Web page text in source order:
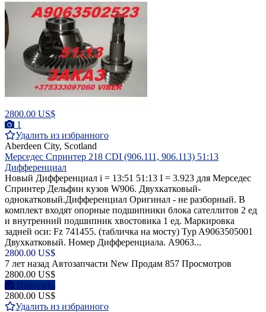
2800.00 US$
1
Удалить из избранного
Aberdeen City, Scotland
Мерседес Спринтер 218 CDI (906.111, 906.113) 51:13
Дифференциал
Новый Дифференциал i = 13:51 51:13 I = 3.923 для Мерседес
Спринтер Дельфин кузов W906. Двухкатковый-
однокатковый.Дифференциал Оригинал - не разборный. В
комплект входят опорные подшипники блока сателлитов 2 ед
и внутренний подшипник хвостовика 1 ед. Маркировка
задней оси: Fz 741455. (табличка на мосту) Typ A9063505001
Двухкатковый. Номер Дифференциала. A9063...
2800.00 US$
7 лет назад Автозапчасти New Продам 857 Просмотров
2800.00 US$
Написать
2800.00 US$
Удалить из избранного